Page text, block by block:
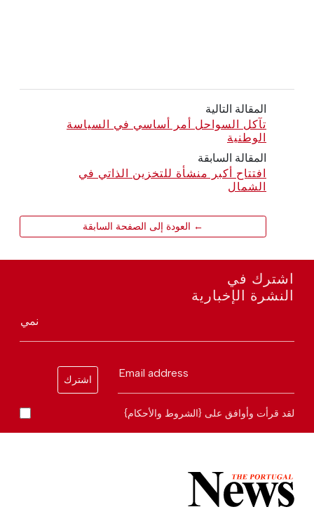
المقالة التالية
تآكل السواحل أمر أساسي في السياسة
الوطنية
المقالة السابقة
افتتاح أكبر منشأة للتخزين الذاتي في
الشمال
← العودة إلى الصفحة السابقة
اشترك في
النشرة الإخبارية
نمي
Email address
اشترك
لقد قرأت وأوافق على {الشروط والأحكام}